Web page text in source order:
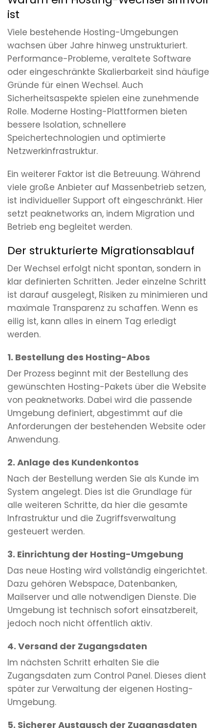
ist
Viele bestehende Hosting-Umgebungen
wachsen über Jahre hinweg unstrukturiert.
Performance-Probleme, veraltete Software
oder eingeschränkte Skalierbarkeit sind häufige
Gründe für einen Wechsel. Auch
Sicherheitsaspekte spielen eine zunehmende
Rolle. Moderne Hosting-Plattformen bieten
bessere Isolation, schnellere
Speichertechnologien und optimierte
Netzwerkinfrastruktur.
Ein weiterer Faktor ist die Betreuung. Während
viele große Anbieter auf Massenbetrieb setzen,
ist individueller Support oft eingeschränkt. Hier
setzt peaknetworks an, indem Migration und
Betrieb eng begleitet werden.
Der strukturierte Migrationsablauf
Der Wechsel erfolgt nicht spontan, sondern in
klar definierten Schritten. Jeder einzelne Schritt
ist darauf ausgelegt, Risiken zu minimieren und
maximale Transparenz zu schaffen. Wenn es
eilig ist, kann alles in einem Tag erledigt
werden.
1. Bestellung des Hosting-Abos
Der Prozess beginnt mit der Bestellung des
gewünschten Hosting-Pakets über die Website
von peaknetworks. Dabei wird die passende
Umgebung definiert, abgestimmt auf die
Anforderungen der bestehenden Website oder
Anwendung.
2. Anlage des Kundenkontos
Nach der Bestellung werden Sie als Kunde im
System angelegt. Dies ist die Grundlage für
alle weiteren Schritte, da hier die gesamte
Infrastruktur und die Zugriffsverwaltung
gesteuert werden.
3. Einrichtung der Hosting-Umgebung
Das neue Hosting wird vollständig eingerichtet.
Dazu gehören Webspace, Datenbanken,
Mailserver und alle notwendigen Dienste. Die
Umgebung ist technisch sofort einsatzbereit,
jedoch noch nicht öffentlich aktiv.
4. Versand der Zugangsdaten
Im nächsten Schritt erhalten Sie die
Zugangsdaten zum Control Panel. Dieses dient
später zur Verwaltung der eigenen Hosting-
Umgebung.
5. Sicherer Austausch der Zugangsdaten